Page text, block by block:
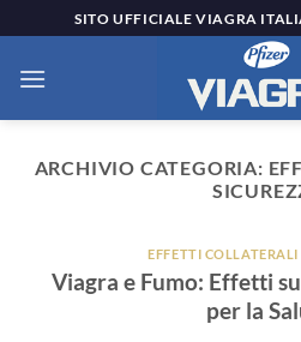
ai
contenuti
SITO UFFICIALE VIAGRA
ARCHIVIO CATEGORIA:
EFFETTI COLLATERALI
Viagra e Fumo: Effetti
per la